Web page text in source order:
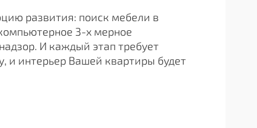
развития: поиск мебели в
3-х мерное
И каждый этап требует
и интерьер Вашей квартиры будет